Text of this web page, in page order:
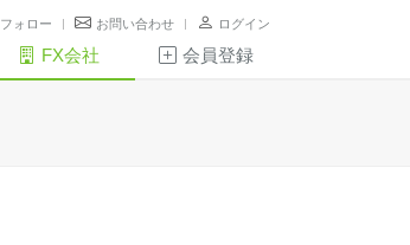
フォロー お問い合わせ ログイン
FX会社 会員登録